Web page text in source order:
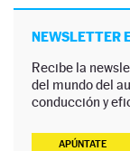
NEWSLETTER
Recibe la
del mundo del
conducción y
APÚNTATE